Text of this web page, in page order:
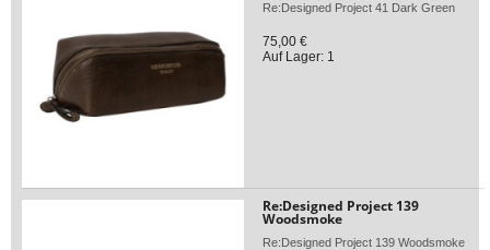
Re:Designed Project 41 Dark Green
75,00 €
Auf Lager: 1
Re:Designed Project 139
Woodsmoke
Re:Designed Project 139 Woodsmoke